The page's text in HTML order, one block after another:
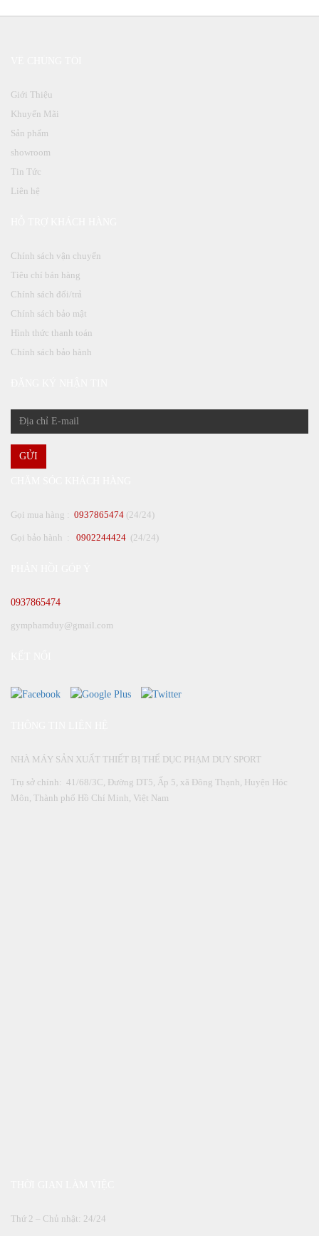
Giới Thiệu
Khuyến Mãi
Sản phẩm
showroom
Tin Tức
Liên hệ
Chính sách vận chuyển
Tiêu chí bán hàng
Chính sách đổi/trả
Chính sách bảo mật
Hình thức thanh toán
Chính sách bảo hành
GỬI
Gọi mua hàng : 0937865474 (24/24)
Gọi bảo hành : 0902244424 (24/24)
0937865474
gymphamduy@gmail.com
NHÀ MÁY SẢN XUẤT THIẾT BỊ THỂ DỤC PHẠM DUY SPORT
Trụ sở chính: 41/68/3C, Đường DT5, Ấp 5, xã Đông Thạnh, Huyện Hóc
Môn, Thành phố Hồ Chí Minh, Việt Nam
Thứ 2 – Chủ nhật: 24/24